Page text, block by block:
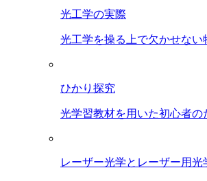
光工学の実際
光工学を操る上で欠かせない
ひかり探究
光学習教材を用いた初心者の
レーザー光学とレーザー用光